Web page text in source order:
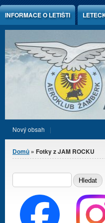
Jump to Content
INFORMACE O LETIŠTI
Nový obsah
Jste zde
Domů » Fotky z JAM ROCKU
Vyhledávání